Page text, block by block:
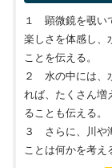
１ 顕微鏡を覗い
楽しさを体感し、
ことを伝える。
２ 水の中には、
れば、たくさん増
ることも伝える。
３ さらに、川や
ことは何かを考え